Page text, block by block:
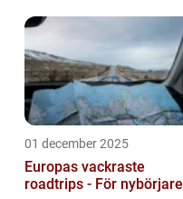
01 december 2025
Europas vackraste
roadtrips - För nybörjare